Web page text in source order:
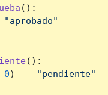
():
"aprobado"
():
0) == "pendiente"